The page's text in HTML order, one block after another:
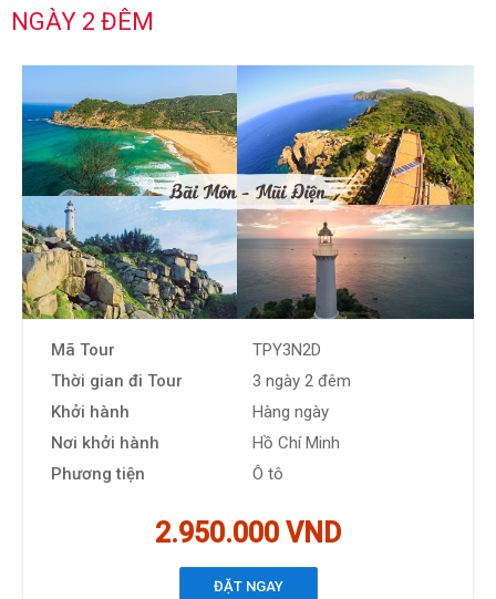
NGÀY 2 ĐÊM
Mã Tour
TPY3N2D
Thời gian đi Tour
3 ngày 2 đêm
Khởi hành
Hàng ngày
Nơi khởi hành
Hồ Chí Minh
Phương tiện
Ô tô
2.950.000 VND
ĐẶT NGAY